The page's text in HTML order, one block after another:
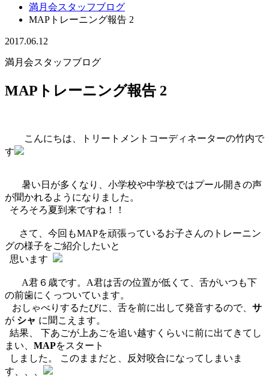
満月会スタッフブログ
MAPトレーニング報告 2
2017.06.12
満月会スタッフブログ
MAPトレーニング報告 2
こんにちは、トリートメントコーディネーターの竹内で
す
暑い日が多くなり、小学校や中学校ではプール開きの声
が聞かれるようになりました。
そろそろ夏到来ですね！！
さて、今回もMAPを頑張っているお子さんのトレーニン
グの様子をご紹介したいと
思います
A君６歳です。A君は舌の位置が低くて、舌がいつも下
の前歯にくっついています。
おしゃべりするたびに、舌を前に出して発音するので、 サ
が シャ に聞こえます。
結果、 下あごが上あごを追い越すくらいに前に出てきてし
まい、 MAPをスタート
しました。 このままだと、反対咬合になってしまいま
す、、、